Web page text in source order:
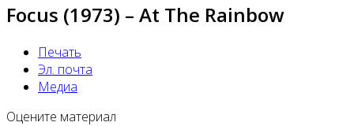
Focus (1973) – At The Rainbow
Печать
Эл. почта
Медиа
Оцените материал